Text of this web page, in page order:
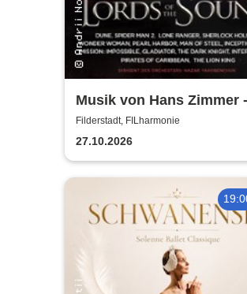
Musik von Hans Zimmer -
gespielt von Lords of the
Sound
Filderstadt, FILharmonie
27.10.2026